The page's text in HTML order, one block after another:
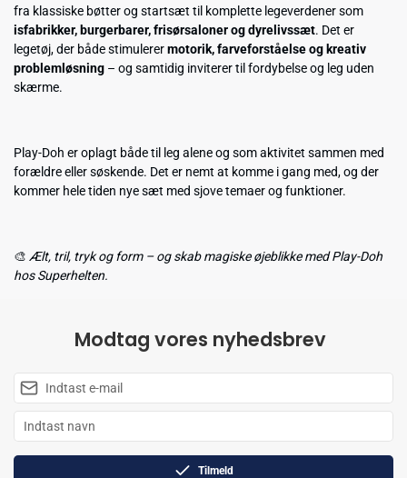
fra klassiske bøtter og startsæt til komplette legeverdener som
isfabrikker, burgerbarer, frisørsaloner og dyrelivssæt. Det er
legetøj, der både stimulerermotorik, farveforståelse og kreativ
problemløsning – og samtidig inviterer til fordybelse og leg uden
skærme.
Play-Doh er oplagt både til leg alene og som aktivitet sammen med
forældre eller søskende. Det er nemt at komme i gang med, og der
kommer hele tiden nye sæt med sjove temaer og funktioner.
🎨 Ælt, tril, tryk og form – og skab magiske øjeblikke med Play-Doh
hos Superhelten.
Modtag vores nyhedsbrev
Tilmeld